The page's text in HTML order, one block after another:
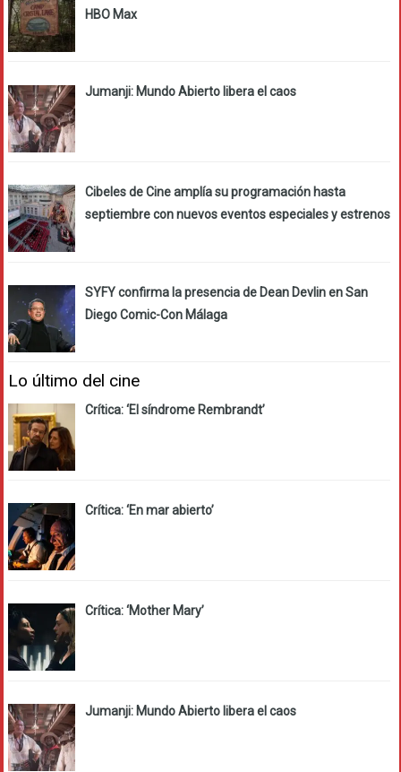
HBO Max
Jumanji: Mundo Abierto libera el caos
Cibeles de Cine amplía su programación hasta
septiembre con nuevos eventos especiales y estrenos
SYFY confirma la presencia de Dean Devlin en San
Diego Comic-Con Málaga
Lo último del cine
Crítica: ‘El síndrome Rembrandt’
Crítica: ‘En mar abierto’
Crítica: ‘Mother Mary’
Jumanji: Mundo Abierto libera el caos